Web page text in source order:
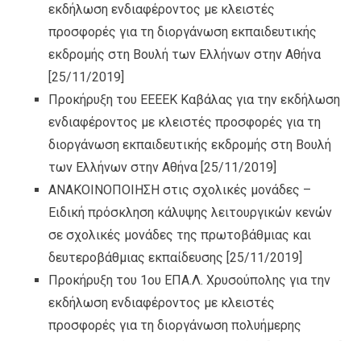
εκδήλωση ενδιαφέροντος με κλειστές
προσφορές για τη διοργάνωση εκπαιδευτικής
εκδρομής στη Βουλή των Ελλήνων στην Αθήνα
[25/11/2019]
Προκήρυξη του ΕΕΕΕΚ Καβάλας για την εκδήλωση
ενδιαφέροντος με κλειστές προσφορές για τη
διοργάνωση εκπαιδευτικής εκδρομής στη Βουλή
των Ελλήνων στην Αθήνα [25/11/2019]
ΑΝΑΚΟΙΝΟΠΟΙΗΣΗ στις σχολικές μονάδες –
Ειδική πρόσκληση κάλυψης λειτουργικών κενών
σε σχολικές μονάδες της πρωτοβάθμιας και
δευτεροβάθμιας εκπαίδευσης [25/11/2019]
Προκήρυξη του 1ου ΕΠΑ.Λ. Χρυσούπολης για την
εκδήλωση ενδιαφέροντος με κλειστές
προσφορές για τη διοργάνωση πολυήμερης